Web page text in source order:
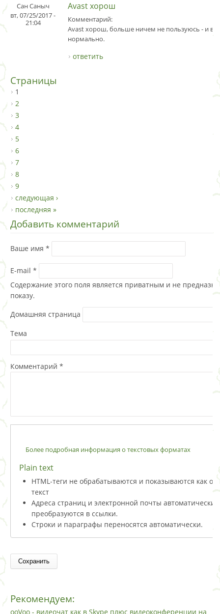
Сан Саныч
вт, 07/25/2017 -
21:04
Avast хорош
Комментарий:
Avast хорош, больше ничем не пользуюсь - и все
нормально.
ответить
Страницы
1
2
3
4
5
6
7
8
9
следующая ›
последняя »
Добавить комментарий
Ваше имя *
E-mail *
Содержание этого поля является приватным и не
показу.
Домашняя страница
Тема
Комментарий *
Более подробная информация о текстовых форматах
Plain text
HTML-теги не обрабатываются и показываются как
текст
Адреса страниц и электронной почты автоматически
преобразуются в ссылки.
Строки и параграфы переносятся автоматически.
Рекомендуем:
ooVoo - видеочат как в Skype плюс видеоконференции на